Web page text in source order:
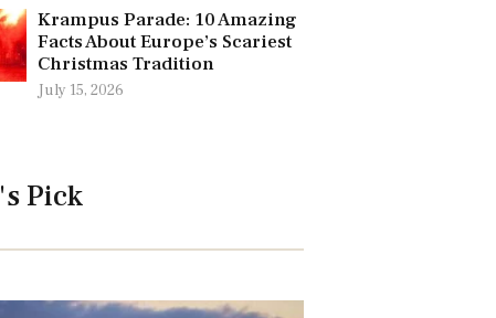
Krampus Parade: 10 Amazing
Facts About Europe’s Scariest
Christmas Tradition
July 15, 2026
Pick